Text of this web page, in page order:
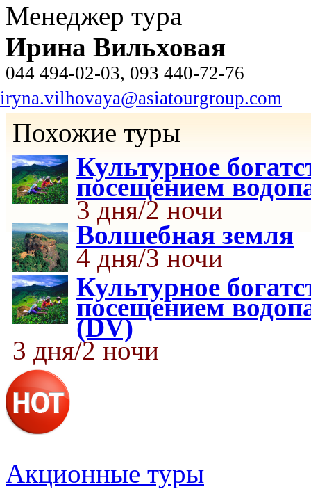
Менеджер тура
Ирина Вильховая
044 494-02-03, 093 440-72-76
iryna.vilhovaya@asiatourgroup.com
Похожие туры
Культурное
посещением
3 дня/2 ночи
Волшебная земля
4 дня/3 ночи
Культурное
посещением
(DV)
3 дня/2 ночи
Акционные туры